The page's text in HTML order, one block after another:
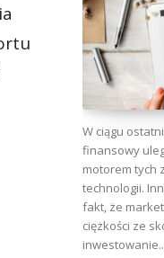
W ciągu
finansowy
motorem tych
technologii.
fakt, że
ciężkości ze